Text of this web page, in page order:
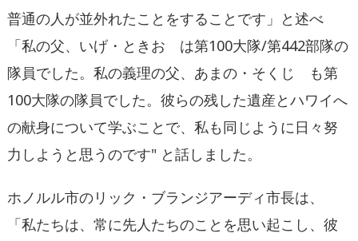
普通の人が並外れたことをすることです 」 と述べ
「私の父、いげ・ときお は第100大隊/第442部隊の
隊員でした。 私の義理の父、あまの・そくじ も第
100大隊の隊員でした。 彼らの残した遺産とハワイへ
の献身について学ぶことで、私も同じように日々努
力しようと思うのです" と話しました。
ホノルル市のリック・ブランジアーディ市長は、
「私たちは、常に先人たちのことを思い起こし、彼